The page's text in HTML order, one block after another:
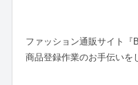
ファッション通販サイト『
商品登録作業のお手伝いを